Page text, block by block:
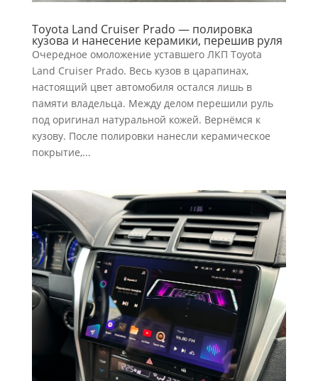
Toyota Land Cruiser Prado — полировка
кузова и нанесение керамики, перешив руля
Очередное омоложение уставшего ЛКП Toyota
Land Cruiser Prado. Весь кузов в царапинах,
настоящий цвет автомобиля остался лишь в
памяти владельца. Между делом перешили руль
под оригинал натуральной кожей. Вернёмся к
кузову. После полировки нанесли керамическое
покрытие,...